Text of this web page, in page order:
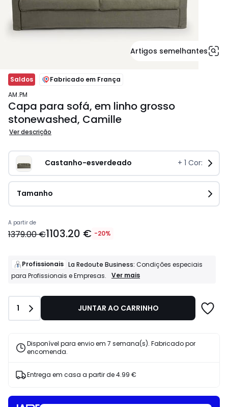
Artigos semelhantes
Saldos
Fabricado em França
AM.PM
Capa para sofá, em linho grosso
stonewashed, Camille
Ver descrição
Castanho-esverdeado + 1 Cor:
Tamanho
Preço
a
1103.20
€
vez
1379.00
de
desconto
A partir de
1379.00 €1103.20 € -20%
Profissionais La Redoute Business: Condições especiais
para Profissionais e Empresas.
Profissionais
Condições
e
Ver mais
Quantidade
1 JUNTAR AO CARRINHO
Disponível para envio em 7 semana(s). Fabricado por
encomenda.
Entrega em casa a partir de4.99 €